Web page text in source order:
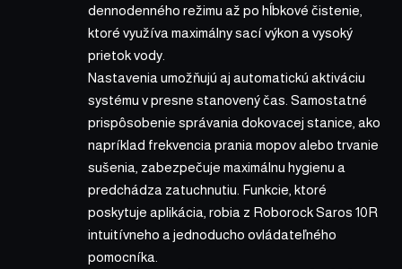
dennodenného režimu až po hĺbkové čistenie,
ktoré využíva maximálny sací výkon a vysoký
prietok vody.
Nastavenia umožňujú aj automatickú aktiváciu
systému v presne stanovený čas. Samostatné
prispôsobenie správania dokovacej stanice, ako
napríklad frekvencia prania mopov alebo trvanie
sušenia, zabezpečuje maximálnu hygienu a
predchádza zatuchnutiu. Funkcie, ktoré
poskytuje aplikácia, robia z Roborock Saros 10R
intuitívneho a jednoducho ovládateľného
pomocníka.